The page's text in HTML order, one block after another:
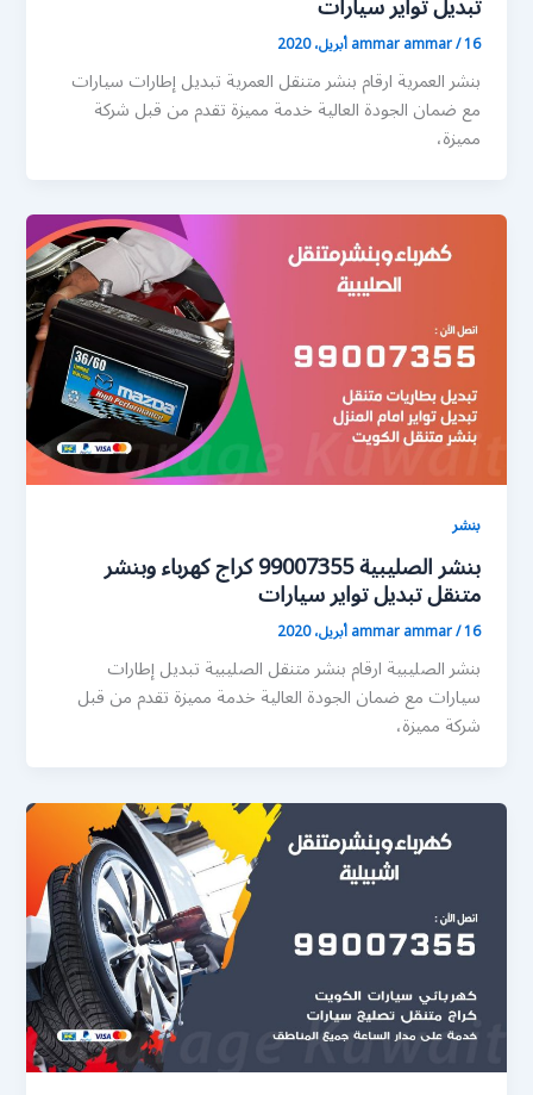
ammar ammar/16 أبريل، 2020
بنشر العمرية ارقام بنشر متنقل العمرية تبديل إطارات سيارات
مع ضمان الجودة العالية خدمة مميزة تقدم من قبل شركة
مميزة،
بنشر
بنشر الصليبية 99007355 كراج كهرباء وبنشر
متنقل تبديل تواير سيارات
ammar ammar/16 أبريل، 2020
بنشر الصليبية ارقام بنشر متنقل الصليبية تبديل إطارات
سيارات مع ضمان الجودة العالية خدمة مميزة تقدم من قبل
شركة مميزة،